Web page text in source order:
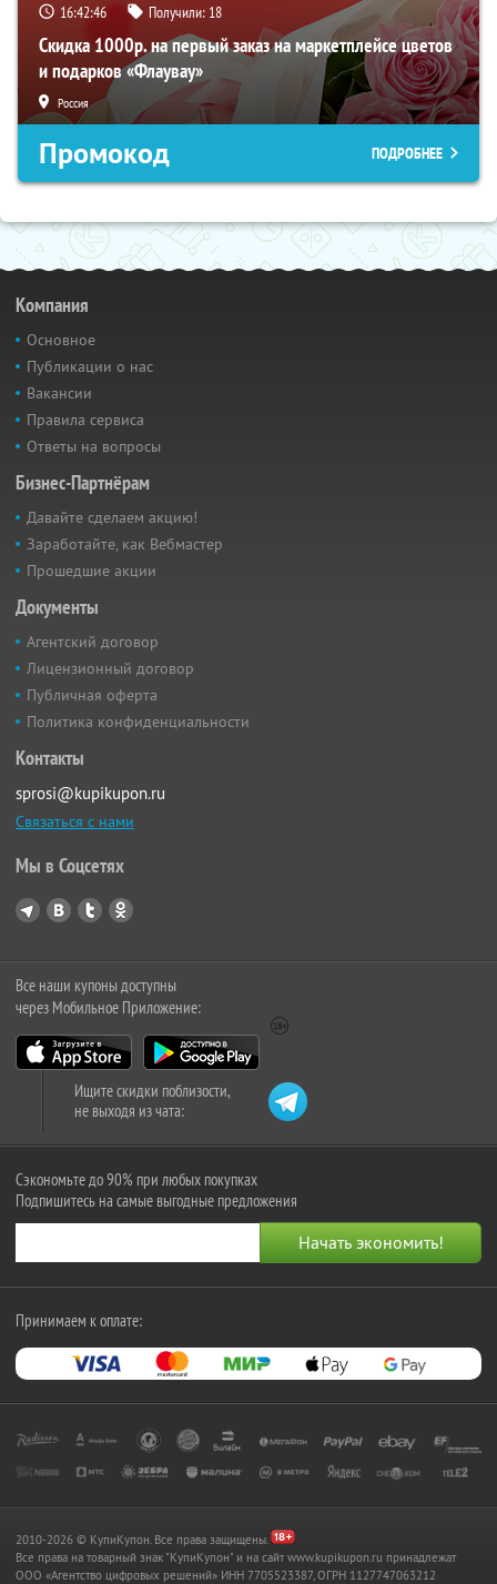
16:42:45 Получили: 18
Скидка 1000р. на первый заказ на маркетплейсе цветов
и подарков «Флаувау»
Россия
Промокод ПОДРОБНЕЕ
Компания
Основное
Публикации о нас
Вакансии
Правила сервиса
Ответы на вопросы
Бизнес-Партнёрам
Давайте сделаем акцию!
Заработайте, как Вебмастер
Прошедшие акции
Документы
Агентский договор
Лицензионный договор
Публичная оферта
Политика конфиденциальности
Контакты
sprosi@kupikupon.ru
Связаться с нами
Мы в Соцсетях
Все наши купоны доступны
через Мобильное Приложение:
Ищите скидки поблизости,
не выходя из чата:
Сэкономьте до 90% при любых покупках
Подпишитесь на самые выгодные предложения
Принимаем к оплате:
2010-2026 © КупиКупон. Все права защищены.
Все права на товарный знак "КупиКупон" и на сайт www.kupikupon.ru принадлежат
OOO «Агентство цифровых решений» ИНН 7705523387, ОГРН 1127747063212